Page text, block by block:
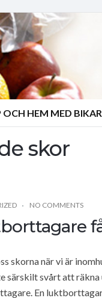
HEM MED
skor
NO COMMENTS
skorna när vi är
särskilt svårt att
En